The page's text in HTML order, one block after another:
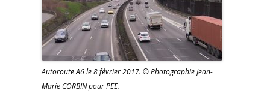
Autoroute A6 le 8 février 2017. © Photographie Jean-
Marie CORBIN pour PEE.